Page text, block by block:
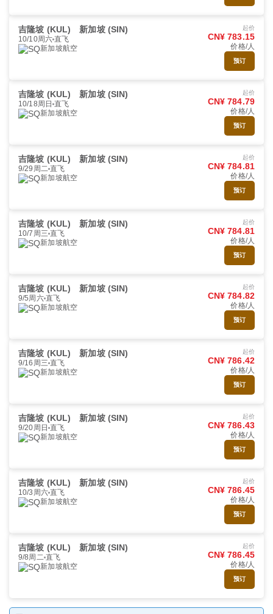
吉隆坡 (KUL) 新加坡 (SIN)
10/10周六 直飞
新加坡航空
起价
CN¥ 783.15
价格/人
预订
吉隆坡 (KUL) 新加坡 (SIN)
10/18周日 直飞
新加坡航空
起价
CN¥ 784.79
价格/人
预订
吉隆坡 (KUL) 新加坡 (SIN)
9/29周二 直飞
新加坡航空
起价
CN¥ 784.81
价格/人
预订
吉隆坡 (KUL) 新加坡 (SIN)
10/7周三 直飞
新加坡航空
起价
CN¥ 784.81
价格/人
预订
吉隆坡 (KUL) 新加坡 (SIN)
9/5周六 直飞
新加坡航空
起价
CN¥ 784.82
价格/人
预订
吉隆坡 (KUL) 新加坡 (SIN)
9/16周三 直飞
新加坡航空
起价
CN¥ 786.42
价格/人
预订
吉隆坡 (KUL) 新加坡 (SIN)
9/20周日 直飞
新加坡航空
起价
CN¥ 786.43
价格/人
预订
吉隆坡 (KUL) 新加坡 (SIN)
10/3周六 直飞
新加坡航空
起价
CN¥ 786.45
价格/人
预订
吉隆坡 (KUL) 新加坡 (SIN)
9/8周二 直飞
新加坡航空
起价
CN¥ 786.45
价格/人
预订